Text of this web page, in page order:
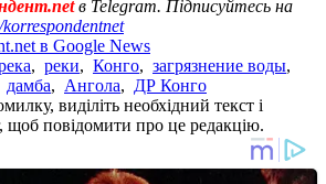
в Telegram. Підписуйтесь на
в Google News
, реки, Конго, загрязнение воды,
дамба, Ангола, ДР Конго
виділіть необхідний текст і
щоб повідомити про це редакцію.